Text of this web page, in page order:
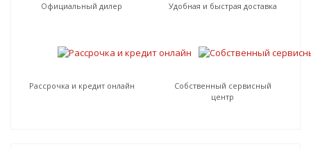
Официальный дилер Удобная и быстрая доставка
Рассрочка и кредит онлайн
Собственный сервисный
центр